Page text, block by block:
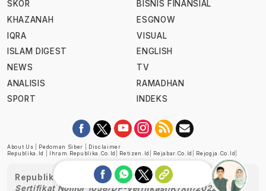
SKOR
KHAZANAH
IQRA
ISLAM DIGEST
NEWS
ANALISIS
SPORT
BISNIS FINANSIAL
ESGNOW
VISUAL
ENGLISH
TV
RAMADHAN
INDEKS
About Us Pedoman Siber
Disclaimer
Republika.id
Ihram.republika.co.id Retizen.id Rejabar.co.id Rejogja.co.id
Republika telah diverifikasi oleh Dewan Pers
Sertifikat Nomor 1058/DP-Verifikasi/K/XII/2022